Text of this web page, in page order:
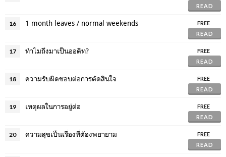
READ
16 1 month leaves / normal weekends
FREE
READ
17 ทำไมถึงมาเป็นออดิท?
FREE
READ
18 ความรับผิดชอบต่อการตัดสินใจ
FREE
READ
19 เหตุผลในการอยู่ต่อ
FREE
READ
20 ความสุขเป็นเรื่องที่ต้องพยายาม
FREE
READ